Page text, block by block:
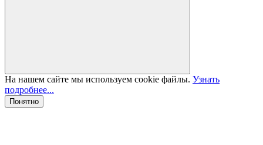
На нашем сайте мы используем cookie файлы. Узнать
подробнее...
Понятно